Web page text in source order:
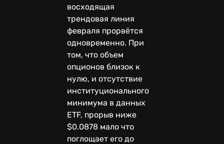
восходящая
трендовая линия
февраля прорвётся
одновременно. При
том, что объем
опционов близок к
нулю, и отсутствие
институционального
минимума в данных
ETF, прорыв ниже
$0.0878 мало что
поглощает его до